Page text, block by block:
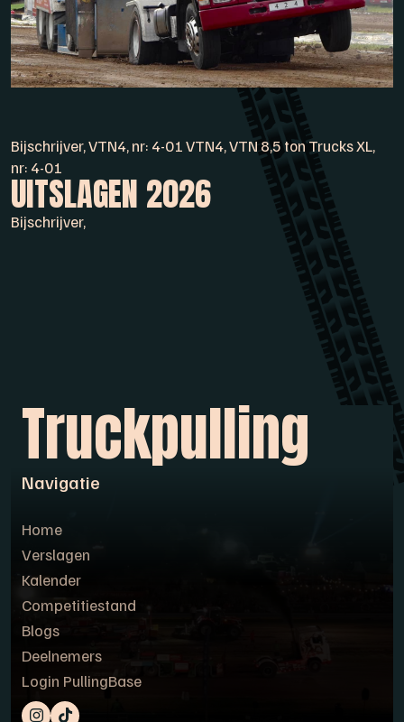
Bijschrijver, VTN4, nr: 4-01 VTN4, VTN 8,5 ton Trucks XL,
nr: 4-01
UITSLAGEN 2026
Bijschrijver,
Truckpulling
Navigatie
Home
Verslagen
Kalender
Competitiestand
Blogs
Deelnemers
Login PullingBase